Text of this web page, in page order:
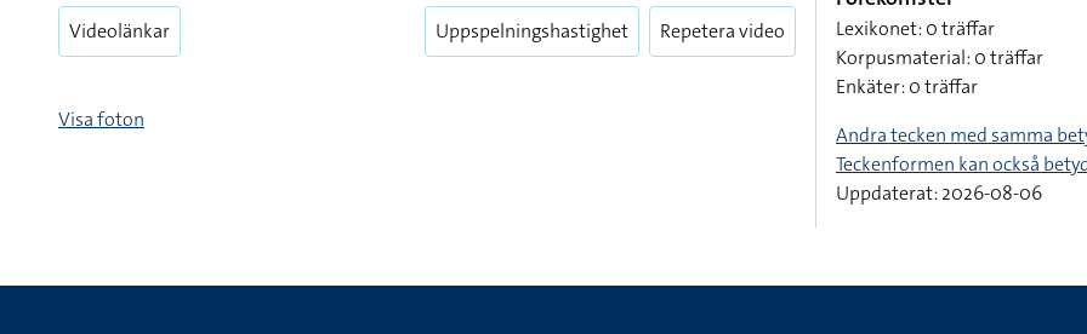
fullscreen
Videolänkar Uppspelningshastighet Repetera video
Visa foton
Lexikonet: 0 träffar
Korpusmaterial: 0 träffar
Enkäter: 0 träffar
Andra tecken med samma
Teckenformen kan också
Uppdaterat: 2026-08-06